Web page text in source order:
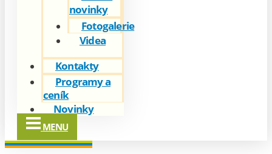
novinky
Fotogalerie
Videa
Kontakty
Programy a
ceník
Novinky
MENU